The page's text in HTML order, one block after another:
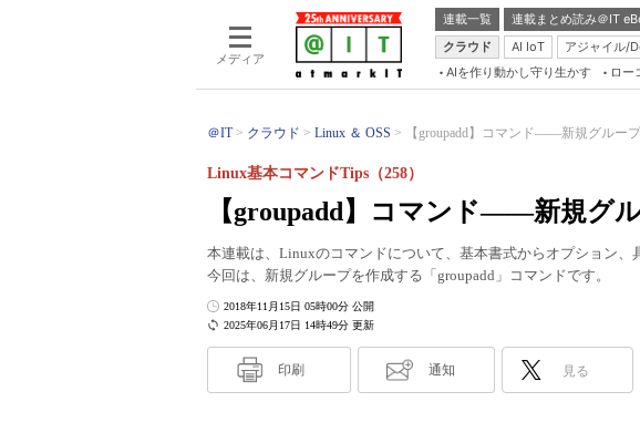
メディア
連載一覧 連載まとめ読み＠IT
クラウド
AI IoT アジャイル/
AIを作り動かし守り生かす ロー
＠IT クラウド Linux ＆ OSS 【groupadd】コマンド――新規グルー
【groupadd】コマンド――新規グ
Linux基本コマンドTips（258）
本連載は、Linuxのコマンドについて、基本書式からオプション、
今回は、新規グループを作成する「groupadd」コマンドです。
2025年06月17日 14時49分 更新
2018年11月15日 05時00分 公開
印刷 通知 見る